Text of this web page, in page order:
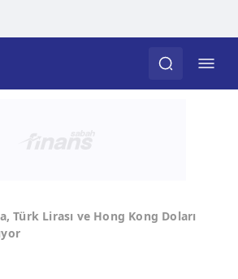
Türk Lirası ve Hong Kong Doları